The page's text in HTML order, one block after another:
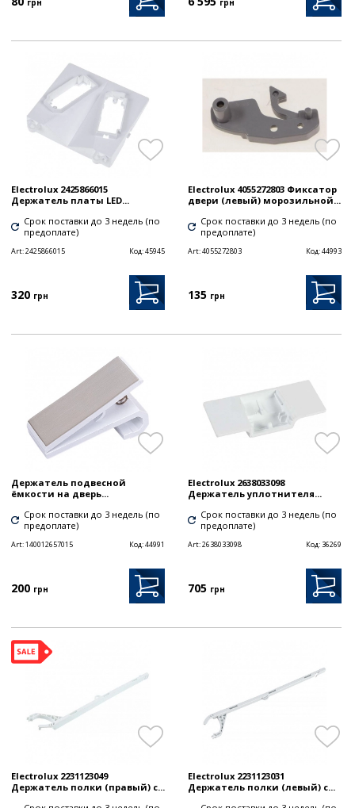
грн грн
Electrolux 2425866015
Держатель платы LED...
Срок поставки до 3 недель (по
предоплате)
Art:2425866015 Код:45945
320 грн
Electrolux 4055272803 Фиксатор
двери (левый) морозильной...
Срок поставки до 3 недель (по
предоплате)
Art:4055272803 Код:44993
135 грн
Держатель подвесной
ёмкости на дверь...
Срок поставки до 3 недель (по
предоплате)
Art:140012657015 Код:44991
200 грн
Electrolux 2638033098
Держатель уплотнителя...
Срок поставки до 3 недель (по
предоплате)
Art:2638033098 Код: 36269
705 грн
Electrolux 2231123049
Держатель полки (правый) с...
Electrolux 2231123031
Держатель полки (левый) с...